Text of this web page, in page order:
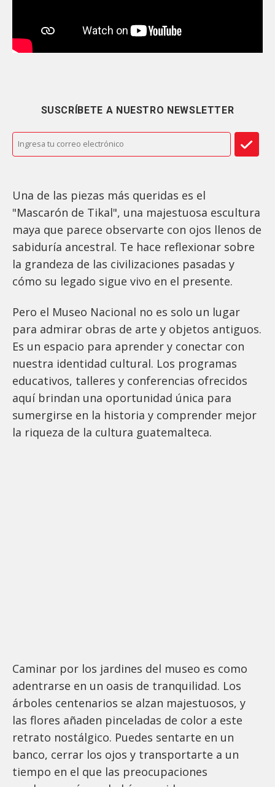
SUSCRÍBETE A NUESTRO NEWSLETTER
Una de las piezas más queridas es el
"Mascarón de Tikal", una majestuosa escultura
maya que parece observarte con ojos llenos de
sabiduría ancestral. Te hace reflexionar sobre
la grandeza de las civilizaciones pasadas y
cómo su legado sigue vivo en el presente.
Pero el Museo Nacional no es solo un lugar
para admirar obras de arte y objetos antiguos.
Es un espacio para aprender y conectar con
nuestra identidad cultural. Los programas
educativos, talleres y conferencias ofrecidos
aquí brindan una oportunidad única para
sumergirse en la historia y comprender mejor
la riqueza de la cultura guatemalteca.
Caminar por los jardines del museo es como
adentrarse en un oasis de tranquilidad. Los
árboles centenarios se alzan majestuosos, y
las flores añaden pinceladas de color a este
retrato nostálgico. Puedes sentarte en un
banco, cerrar los ojos y transportarte a un
tiempo en el que las preocupaciones